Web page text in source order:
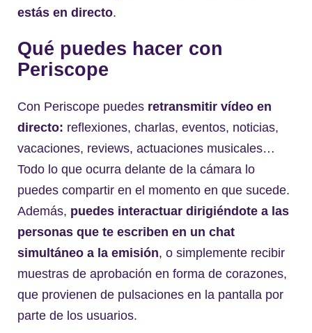
estás en directo.
Qué puedes hacer con
Periscope
Con Periscope puedes retransmitir vídeo en
directo: reflexiones, charlas, eventos, noticias,
vacaciones, reviews, actuaciones musicales…
Todo lo que ocurra delante de la cámara lo
puedes compartir en el momento en que sucede.
Además, puedes interactuar dirigiéndote a las
personas que te escriben en un chat
simultáneo a la emisión, o simplemente recibir
muestras de aprobación en forma de corazones,
que provienen de pulsaciones en la pantalla por
parte de los usuarios.